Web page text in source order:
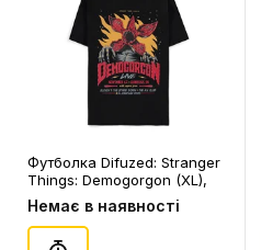
Футболка Difuzed: Stranger
Things: Demogorgon (XL),
(154832)
Немає в наявності